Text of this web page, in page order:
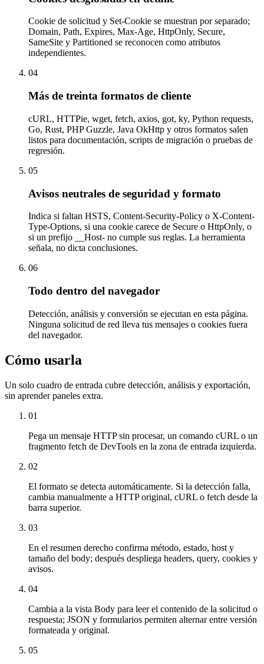
Cookie de solicitud y Set-Cookie se muestran por separado;
Domain, Path, Expires, Max-Age, HttpOnly, Secure,
SameSite y Partitioned se reconocen como atributos
independientes.
04
Más de treinta formatos de cliente
cURL, HTTPie, wget, fetch, axios, got, ky, Python requests,
Go, Rust, PHP Guzzle, Java OkHttp y otros formatos salen
listos para documentación, scripts de migración o pruebas de
regresión.
05
Avisos neutrales de seguridad y formato
Indica si faltan HSTS, Content-Security-Policy o X-Content-
Type-Options, si una cookie carece de Secure o HttpOnly, o
si un prefijo __Host- no cumple sus reglas. La herramienta
señala, no dicta conclusiones.
06
Todo dentro del navegador
Detección, análisis y conversión se ejecutan en esta página.
Ninguna solicitud de red lleva tus mensajes o cookies fuera
del navegador.
Cómo usarla
Un solo cuadro de entrada cubre detección, análisis y exportación,
sin aprender paneles extra.
01
Pega un mensaje HTTP sin procesar, un comando cURL o un
fragmento fetch de DevTools en la zona de entrada izquierda.
02
El formato se detecta automáticamente. Si la detección falla,
cambia manualmente a HTTP original, cURL o fetch desde la
barra superior.
03
En el resumen derecho confirma método, estado, host y
tamaño del body; después despliega headers, query, cookies y
avisos.
04
Cambia a la vista Body para leer el contenido de la solicitud o
respuesta; JSON y formularios permiten alternar entre versión
formateada y original.
05